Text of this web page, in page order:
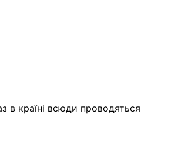
в країні всюди проводяться